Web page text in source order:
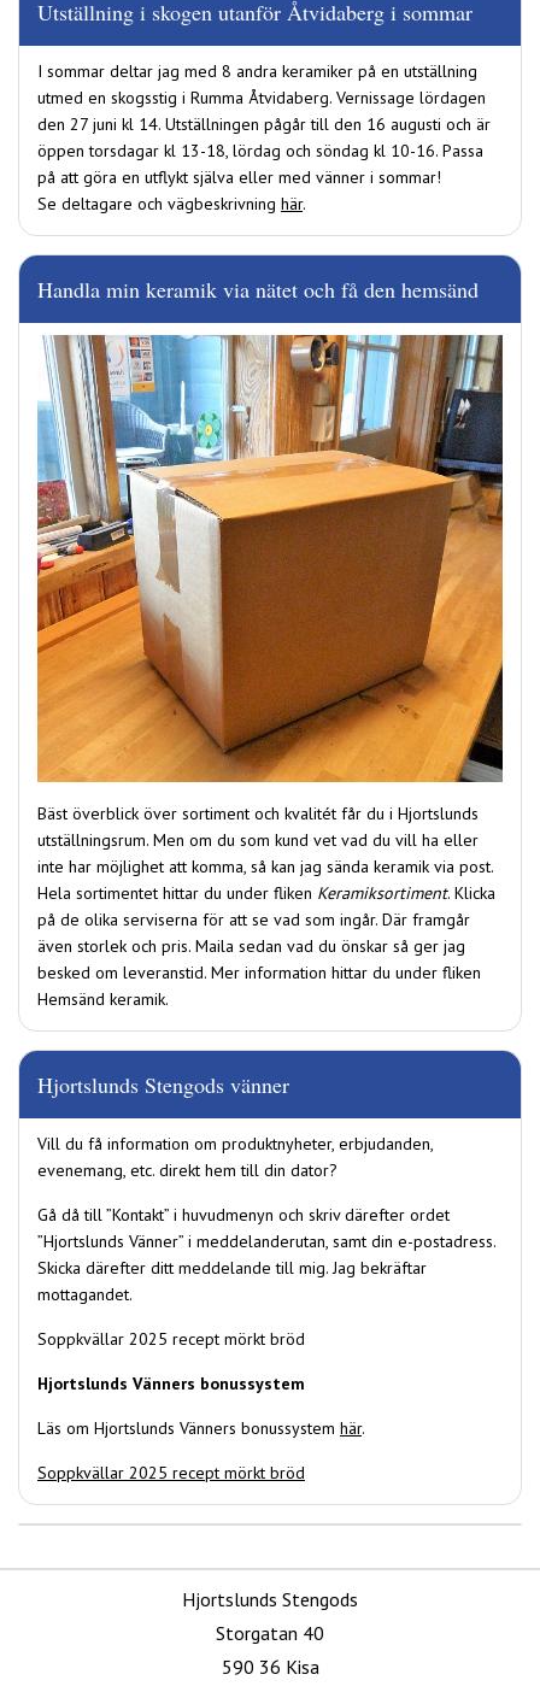
Utställning i skogen utanför Åtvidaberg i sommar
I sommar deltar jag med 8 andra keramiker på en utställning
utmed en skogsstig i Rumma Åtvidaberg. Vernissage lördagen
den 27 juni kl 14. Utställningen pågår till den 16 augusti och är
öppen torsdagar kl 13-18, lördag och söndag kl 10-16. Passa
på att göra en utflykt själva eller med vänner i sommar!
Se deltagare och vägbeskrivning här.
Handla min keramik via nätet och få den hemsänd
Bäst överblick över sortiment och kvalitét får du i Hjortslunds
utställningsrum. Men om du som kund vet vad du vill ha eller
inte har möjlighet att komma, så kan jag sända keramik via post.
Hela sortimentet hittar du under fliken Keramiksortiment. Klicka
på de olika serviserna för att se vad som ingår. Där framgår
även storlek och pris. Maila sedan vad du önskar så ger jag
besked om leveranstid. Mer information hittar du under fliken
Hemsänd keramik.
Hjortslunds Stengods vänner
Vill du få information om produktnyheter, erbjudanden,
evenemang, etc. direkt hem till din dator?
Gå då till ”Kontakt” i huvudmenyn och skriv därefter ordet
”Hjortslunds Vänner” i meddelanderutan, samt din e-postadress.
Skicka därefter ditt meddelande till mig. Jag bekräftar
mottagandet.
Soppkvällar 2025 recept mörkt bröd
Hjortslunds Vänners bonussystem
Läs om Hjortslunds Vänners bonussystem här.
Soppkvällar 2025 recept mörkt bröd
Hjortslunds Stengods
Storgatan 40
590 36 Kisa